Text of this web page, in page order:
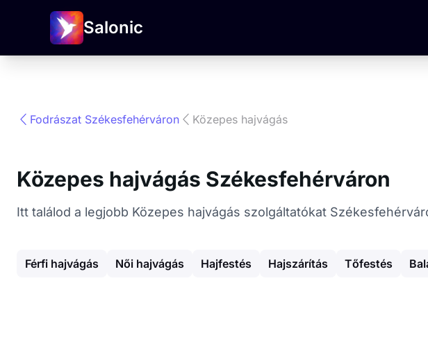
Salonic
Fodrászat Székesfehérváron Közepes hajvágás
Közepes hajvágás Székesfehérváron
Itt találod a legjobb Közepes hajvágás szolgáltatókat
Férfi hajvágás Női hajvágás Hajfestés Hajszárítás Tőfestés